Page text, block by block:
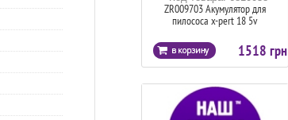
ZR009703 Акумулятор для
пилососа x-pert 18 5v
1518 грн